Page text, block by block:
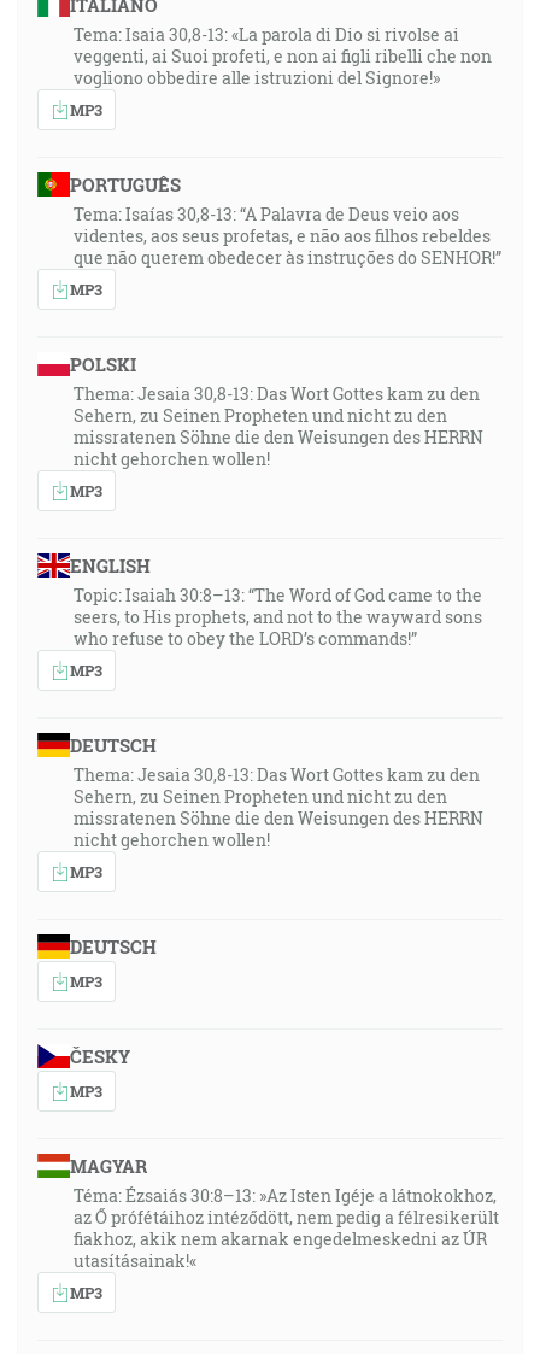
ITALIANO
Tema: Isaia 30,8-13: «La parola di Dio si rivolse ai
veggenti, ai Suoi profeti, e non ai figli ribelli che non
vogliono obbedire alle istruzioni del Signore!»
MP3
PORTUGUÊS
Tema: Isaías 30,8-13: “A Palavra de Deus veio aos
videntes, aos seus profetas, e não aos filhos rebeldes
que não querem obedecer às instruções do SENHOR!”
MP3
POLSKI
Thema: Jesaia 30,8-13: Das Wort Gottes kam zu den
Sehern, zu Seinen Propheten und nicht zu den
missratenen Söhne die den Weisungen des HERRN
nicht gehorchen wollen!
MP3
ENGLISH
Topic: Isaiah 30:8–13: “The Word of God came to the
seers, to His prophets, and not to the wayward sons
who refuse to obey the LORD’s commands!”
MP3
DEUTSCH
Thema: Jesaia 30,8-13: Das Wort Gottes kam zu den
Sehern, zu Seinen Propheten und nicht zu den
missratenen Söhne die den Weisungen des HERRN
nicht gehorchen wollen!
MP3
DEUTSCH
MP3
ČESKY
MP3
MAGYAR
Téma: Ézsaiás 30:8–13: »Az Isten Igéje a látnokokhoz,
az Ő prófétáihoz intéződött, nem pedig a félresikerült
fiakhoz, akik nem akarnak engedelmeskedni az ÚR
utasításainak!«
MP3